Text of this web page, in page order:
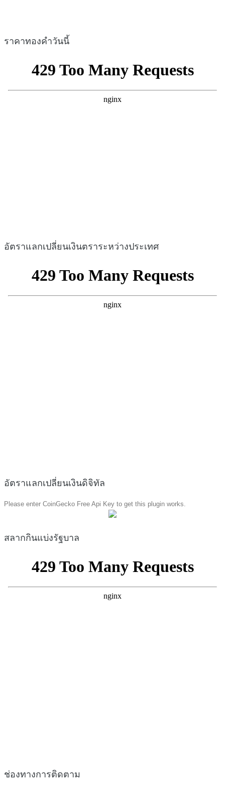
ราคาทองคำวันนี้
อัตราแลกเปลี่ยนเงินตราระหว่างประเทศ
อัตราแลกเปลี่ยนเงินดิจิทัล
Please enter CoinGecko Free Api Key to get this plugin works.
สลากกินแบ่งรัฐบาล
ช่องทางการติดตาม